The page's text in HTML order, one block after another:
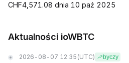
CHF4,571.08 dnia 10 paź 2025
Aktualności ioWBTC
2026-08-07 12:35 (UTC) byczy